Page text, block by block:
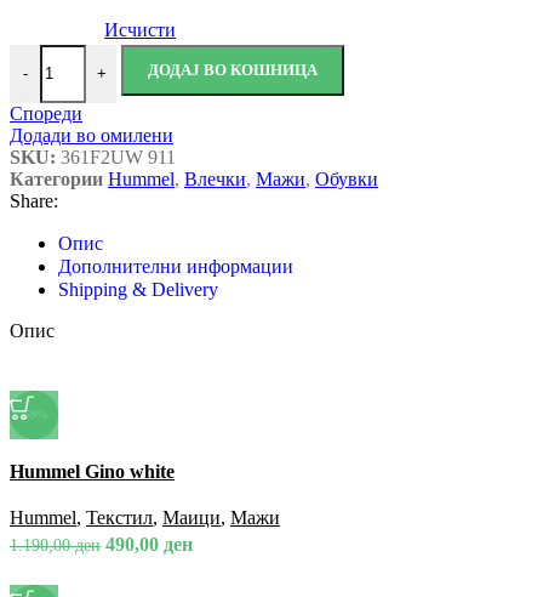
Исчисти
- + ДОДАЈ ВО КОШНИЦА
Спореди
Додади во омилени
SKU: 361F2UW 911
Категории Hummel, Влечки, Мажи, Обувки
Share:
Опис
Дополнителни информации
Shipping & Delivery
Опис
-59%
Брз преглед
Hummel Gino white
Hummel, Текстил, Маици, Мажи
1.190,00ден 490,00 ден